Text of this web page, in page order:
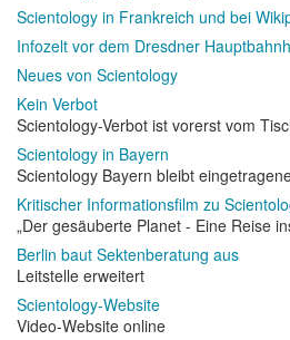
Scientology in Frankreich und bei
Infozelt vor dem Dresdner
Neues von Scientology
Kein Verbot
Scientology-Verbot ist vorerst vom
Scientology in Bayern
Scientology Bayern bleibt
Kritischer Informationsfilm zu
„Der gesäuberte Planet - Eine Reise
Berlin baut Sektenberatung aus
Leitstelle erweitert
Scientology-Website
Video-Website online